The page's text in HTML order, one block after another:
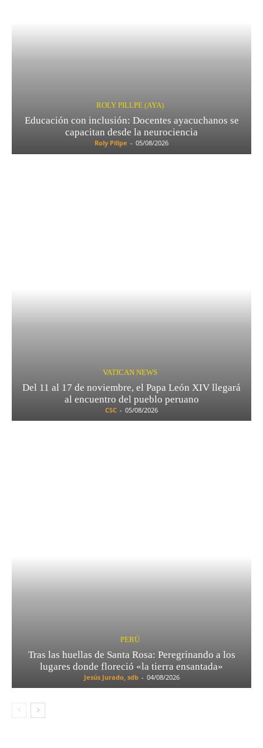
ROLY PILLPE (AYA)
Educación con inclusión: Docentes ayacuchanos se
capacitan desde la neurociencia
Roly Pillpe - 05/08/2026
VATICAN NEWS
Del 11 al 17 de noviembre, el Papa León XIV llegará
al encuentro del pueblo peruano
CSC - 05/08/2026
PERÚ
Tras las huellas de Santa Rosa: Peregrinando a los
lugares donde floreció «la tierra ensantada»
Jesús Jurado, sdb - 04/08/2026